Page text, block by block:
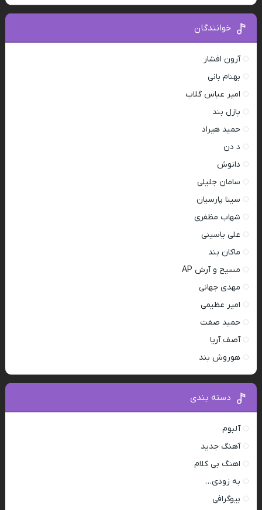
خوانندگان
آرون افشار
بهنام بانی
امیر عباس گلاب
پازل بند
حمید هیراد
د دن
دانوش
سامان جلیلی
سینا پارسیان
شهاب مظفری
علی یاسینی
ماکان بند
مسیح و آرش AP
مهدی جهانی
امیر عظیمی
حمید صفت
آصف آریا
هوروش بند
دسته بندی
آلبوم
آهنگ جدید
اهنگ بی کلام
به زودی…
بیوگرافی